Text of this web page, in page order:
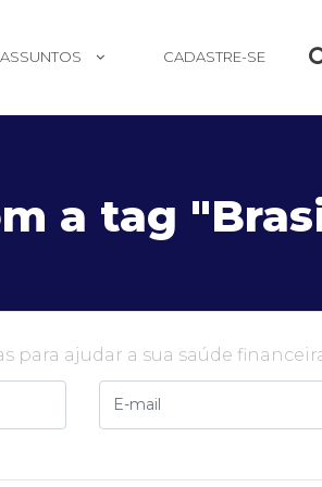
ASSUNTOS CADASTRE-SE
a tag
para ajudar a sua saúde